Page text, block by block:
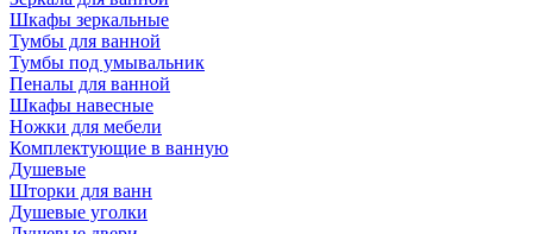
Шкафы зеркальные
Тумбы для ванной
Тумбы под умывальник
Пеналы для ванной
Шкафы навесные
Ножки для мебели
Комплектующие в ванную
Душевые
Шторки для ванн
Душевые уголки